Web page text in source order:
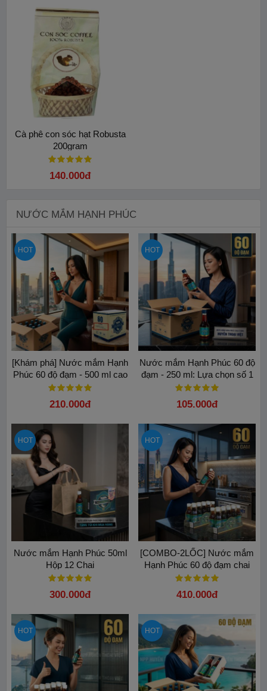
Cà phê con sóc hạt Robusta
200gram
140.000đ
NƯỚC MẮM HẠNH PHÚC
HOT
[Khám phá] Nước mắm Hạnh
Phúc 60 độ đạm - 500 ml cao
cấp nhất
210.000đ
HOT
Nước mắm Hạnh Phúc 60 độ
đạm - 250 ml: Lựa chọn số 1
cho chén nước mắm chấm
105.000đ
HOT
Nước mắm Hạnh Phúc 50ml
Hộp 12 Chai
300.000đ
HOT
[COMBO-2LỐC] Nước mắm
Hạnh Phúc 60 độ đạm chai
50ml( LỐC 10 CHAI)
410.000đ
HOT HOT